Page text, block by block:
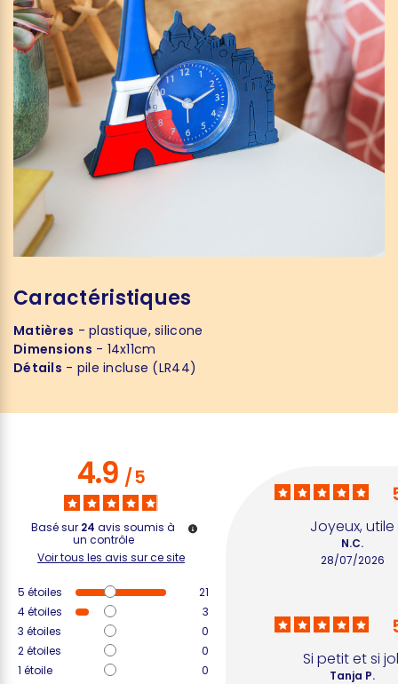
Caractéristiques
Matières - plastique, silicone
Dimensions - 14x11cm
Détails - pile incluse (LR44)
4.9/5
Basé sur 24 avis soumis à
un contrôle
Voir tous les avis sur ce site
5 étoiles
21
4étoiles
3
3 étoiles
0
2étoiles
0
1 étoile 0
Joyeux, utile
28/07/2026
N.C.
Si petit et si
Tanja P.